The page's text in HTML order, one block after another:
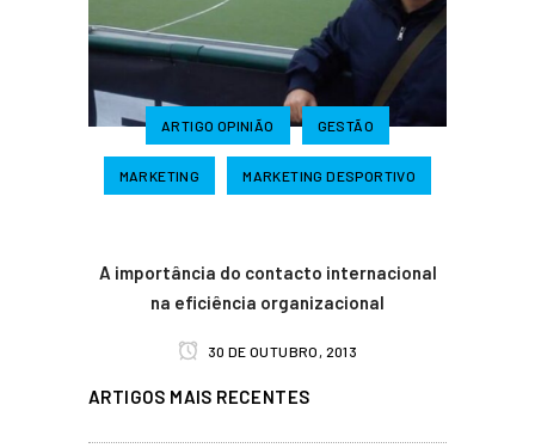
ARTIGO OPINIÃO GESTÃO
MARKETING MARKETING DESPORTIVO
A importância do contacto internacional
na eficiência organizacional
30 DE OUTUBRO, 2013
ARTIGOS MAIS RECENTES